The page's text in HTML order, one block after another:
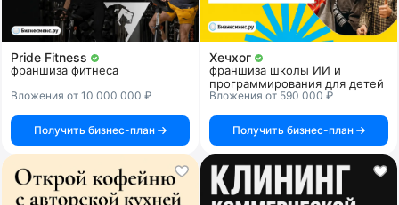
Pride Fitness
франшиза фитнеса
Вложения от 10 000 000 ₽
Получить бизнес-план
Хечхог
франшиза школы ИИ и
программирования для детей
Вложения от 590 000 ₽
Получить бизнес-план